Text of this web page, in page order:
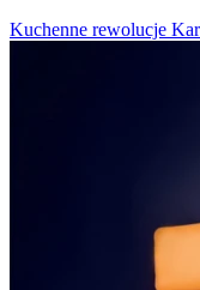
Kuchenne rewolucje